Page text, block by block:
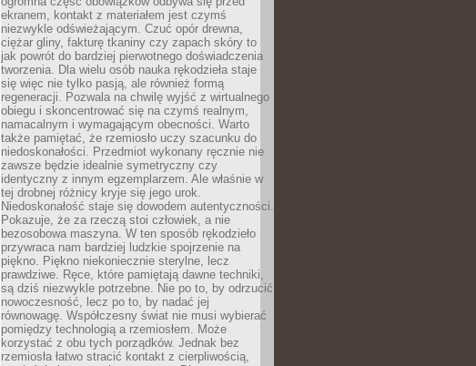
ekranem, kontakt z materiałem jest czymś
niezwykle odświeżającym. Czuć opór drewna,
ciężar gliny, fakturę tkaniny czy zapach skóry to
jak powrót do bardziej pierwotnego doświadczenia
tworzenia. Dla wielu osób nauka rękodzieła staje
się więc nie tylko pasją, ale również formą
regeneracji. Pozwala na chwilę wyjść z wirtualnego
obiegu i skoncentrować się na czymś realnym,
namacalnym i wymagającym obecności. Warto
także pamiętać, że rzemiosło uczy szacunku do
niedoskonałości. Przedmiot wykonany ręcznie nie
zawsze będzie idealnie symetryczny czy
identyczny z innym egzemplarzem. Ale właśnie w
tej drobnej różnicy kryje się jego urok.
Niedoskonałość staje się dowodem autentyczności.
Pokazuje, że za rzeczą stoi człowiek, a nie
bezosobowa maszyna. W ten sposób rękodzieło
przywraca nam bardziej ludzkie spojrzenie na
piękno. Piękno niekoniecznie sterylne, lecz
prawdziwe. Ręce, które pamiętają dawne techniki,
są dziś niezwykle potrzebne. Nie po to, by odrzucić
nowoczesność, lecz po to, by nadać jej
równowagę. Współczesny świat nie musi wybierać
pomiędzy technologią a rzemiosłem. Może
korzystać z obu tych porządków. Jednak bez
rzemiosła łatwo stracić kontakt z cierpliwością,